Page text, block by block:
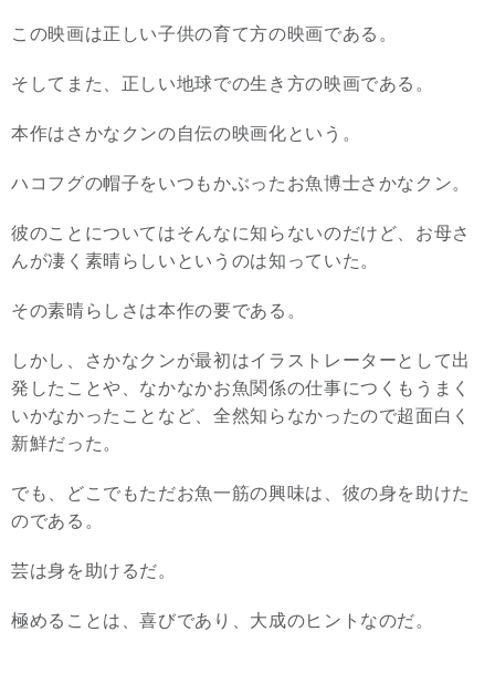
この映画は正しい子供の育て方の映画である。
そしてまた、正しい地球での生き方の映画である。
本作はさかなクンの自伝の映画化という。
ハコフグの帽子をいつもかぶったお魚博士さかなクン。
彼のことについてはそんなに知らないのだけど、お母さ
んが凄く素晴らしいというのは知っていた。
その素晴らしさは本作の要である。
しかし、さかなクンが最初はイラストレーターとして出
発したことや、なかなかお魚関係の仕事につくもうまく
いかなかったことなど、全然知らなかったので超面白く
新鮮だった。
でも、どこでもただお魚一筋の興味は、彼の身を助けた
のである。
芸は身を助けるだ。
極めることは、喜びであり、大成のヒントなのだ。